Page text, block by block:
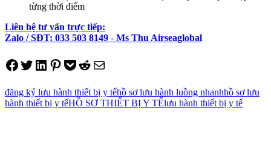
từng thời điểm
Liên hệ tư vấn trực tiếp:
Zalo / SĐT: 033 503 8149 - Ms Thu Airseaglobal
Share on Facebook
Tweet on Twitter
Share on LinkedIn
Pin on Pinterest
Save to pocket
Share on Reddit
Share via Email
đăng ký lưu hành thiết bị y tếhồ sơ lưu hành luồng nhanhhồ sơ lưu
hành thiết bị y tếHỒ SƠ THIẾT BỊ Y TẾlưu hành thiết bị y tế